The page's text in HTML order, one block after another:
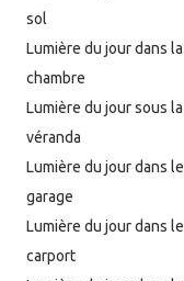
sol
Lumière du jour dans la
chambre
Lumière du jour sous la
véranda
Lumière du jour dans le
garage
Lumière du jour dans le
carport